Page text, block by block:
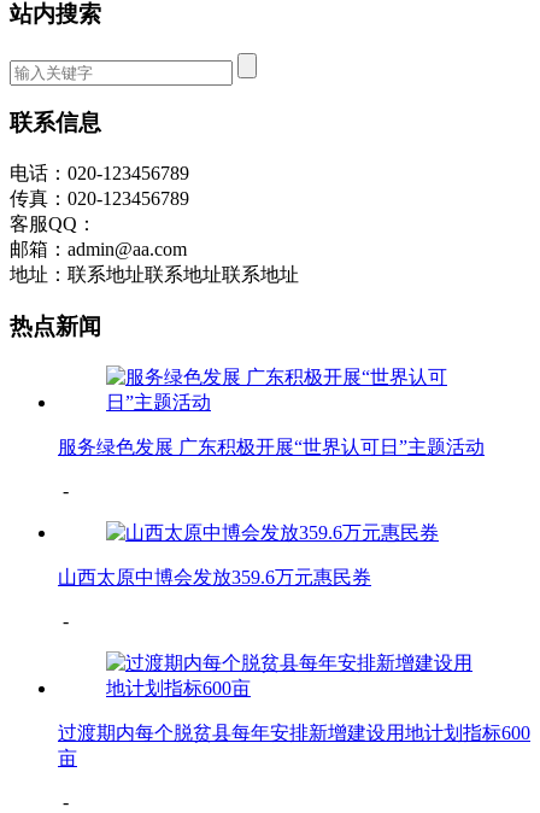
站内搜索
联系信息
电话：020-123456789
传真：020-123456789
客服QQ：
邮箱：admin@aa.com
地址：联系地址联系地址联系地址
热点新闻
服务绿色发展 广东积极开展“世界认可日”主题活动
-
山西太原中博会发放359.6万元惠民券
-
过渡期内每个脱贫县每年安排新增建设用地计划指标600
亩
-